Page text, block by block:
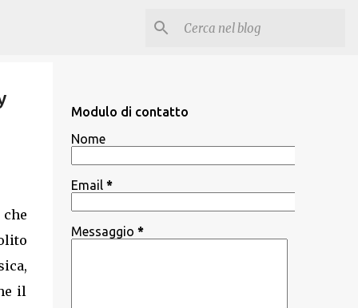
il
Modulo di contatto
Nome
Email *
Messaggio *